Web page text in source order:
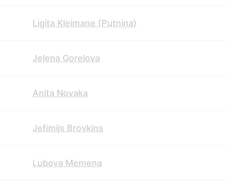
Ligita Kleimane (Putniņa)
Jeļena Gorelova
Anita Novaka
Jefimijs Brovkins
Ļubova Memena